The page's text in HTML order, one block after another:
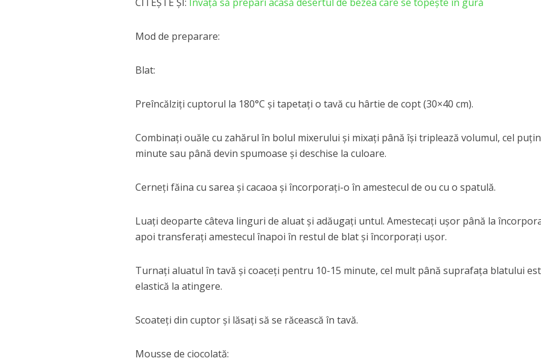
Mod de preparare:
Blat:
Preîncălziți cuptorul la 180°C și tapetați o tavă cu hârtie de copt (30×40 cm).
Combinați ouăle cu zahărul în bolul mixerului și mixați până își triplează volumul, cel
minute sau până devin spumoase și deschise la culoare.
Cerneți făina cu sarea și cacaoa și încorporați-o în amestecul de ou cu o spatulă.
Luați deoparte câteva linguri de aluat și adăugați untul. Amestecați ușor până la
apoi transferați amestecul înapoi în restul de blat și încorporați ușor.
Turnați aluatul în tavă și coaceți pentru 10-15 minute, cel mult până suprafața blatului
elastică la atingere.
Scoateți din cuptor și lăsați să se răcească în tavă.
Mousse de ciocolată: